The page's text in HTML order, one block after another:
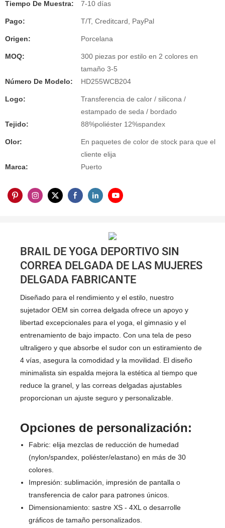
Tiempo De Muestra: 7-10 días
Pago: T/T, Creditcard, PayPal
Origen: Porcelana
MOQ:
300 piezas por estilo en 2 colores en
tamaño 3-5
Número De Modelo:
HD255WCB204
Logo:
Transferencia de calor / silicona /
estampado de seda / bordado
Tejido:
88%poliéster 12%spandex
Olor:
En paquetes de color de stock para que el
cliente elija
Marca:
Puerto
BRAIL DE YOGA DEPORTIVO SIN
CORREA DELGADA DE LAS MUJERES
DELGADAFABRICANTE
Diseñado para el rendimiento y el estilo, nuestro
sujetador OEM sin correa delgada ofrece un apoyo y
libertad excepcionales para el yoga, el gimnasio y el
entrenamiento de bajo impacto. Con una tela de peso
ultraligero y que absorbe el sudor con un estiramiento de
4 vías, asegura la comodidad y la movilidad. El diseño
minimalista sin espalda mejora la estética al tiempo que
reduce la granel, y las correas delgadas ajustables
proporcionan un ajuste seguro y personalizable.
Opciones de personalización:
Fabric: elija mezclas de reducción de humedad
(nylon/spandex, poliéster/elastano) en más de 30
colores.
Impresión: sublimación, impresión de pantalla o
transferencia de calor para patrones únicos.
Dimensionamiento: sastre XS - 4XL o desarrolle
gráficos de tamaño personalizados.